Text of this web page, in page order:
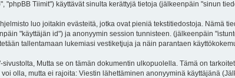
Tiimit") käyttävät sinulta kerättyjä tietoja (jälkeenpäin "sinun
luo joitakin evästeitä, jotka ovat pieniä tekstitiedostoja. Nämä
"käyttäjän id") ja anonyymin session tunnisteen. (jälkeenpäin
tallentamaan lukemiasi vestiketjuja ja näin parantaen
Mutta se on tämän dokumentin ulkopuolella. Tämä on
olla, mutta ei rajoita: Viestin lähettäminen anonyyminä käyttäjänä